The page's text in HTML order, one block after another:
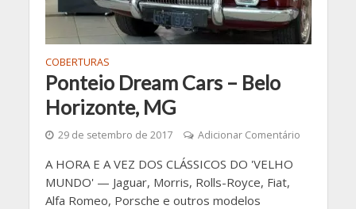
COBERTURAS
Ponteio Dream Cars – Belo
Horizonte, MG
29 de setembro de 2017 Adicionar Comentário
A HORA E A VEZ DOS CLÁSSICOS DO 'VELHO
MUNDO' — Jaguar, Morris, Rolls-Royce, Fiat,
Alfa Romeo, Porsche e outros modelos